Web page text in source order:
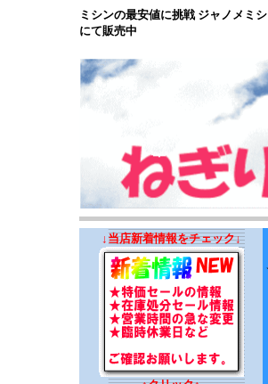
ミシンの最安値に挑戦 ジャノメ
にて販売中
↓当店新着情報をチェック↓